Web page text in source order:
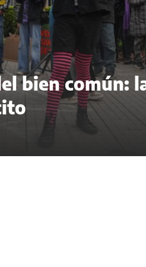
bien común: